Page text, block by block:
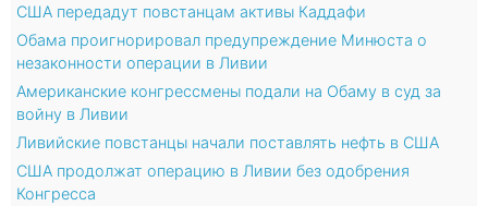
США передадут повстанцам активы Каддафи
Обама проигнорировал предупреждение Минюста о
незаконности операции в Ливии
Американские конгрессмены подали на Обаму в суд за
войну в Ливии
Ливийские повстанцы начали поставлять нефть в США
США продолжат операцию в Ливии без одобрения
Конгресса